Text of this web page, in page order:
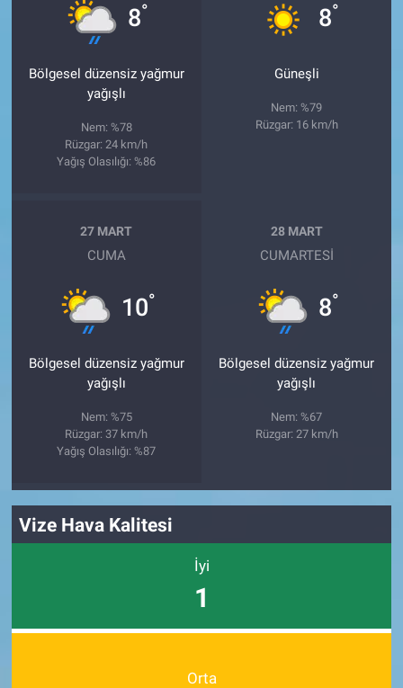
8°
Bölgesel düzensiz yağmur
yağışlı
Nem: %78
Rüzgar: 24 km/h
Yağış Olasılığı: %86
8°
Güneşli
Nem: %79
Rüzgar: 16 km/h
27 MART
CUMA
10°
Bölgesel düzensiz yağmur
yağışlı
Nem: %75
Rüzgar: 37 km/h
Yağış Olasılığı: %87
28 MART
CUMARTESI
8°
Bölgesel düzensiz yağmur
yağışlı
Nem: %67
Rüzgar: 27 km/h
Vize Hava Kalitesi
İyi
1
Orta